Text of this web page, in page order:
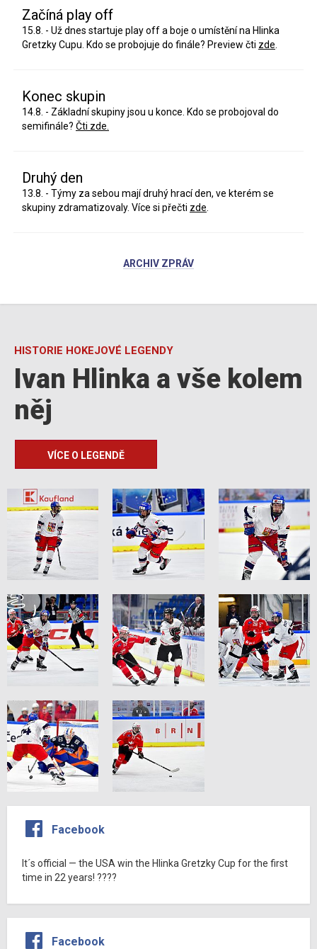
Začíná play off
15.8. - Už dnes startuje play off a boje o umístění na Hlinka
Gretzky Cupu. Kdo se probojuje do finále? Preview čti zde
Konec skupin
14.8. - Základní skupiny jsou u konce. Kdo se probojoval do
semifinále? Čti zde.
Druhý den
13.8. - Týmy za sebou mají druhý hrací den, ve kterém se
skupiny zdramatizovaly. Více si přečti zde
ARCHIV ZPRÁV
HISTORIE HOKEJOVÉ LEGENDY
Ivan Hlinka a vše kolem
něj
VÍCE O LEGENDĚ
Facebook
It´s official — the USA win the Hlinka Gretzky Cup for the first
time in 22 years! ????
Facebook